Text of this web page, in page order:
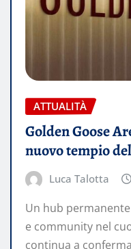
ATTUALITÀ
Golden Goose
nuovo tempio
Luca Talotta
Un hub
e community nel
continua a